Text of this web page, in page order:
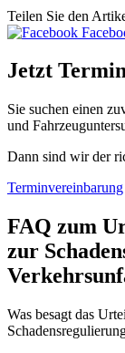
Teilen Sie den
Jetzt
Sie suchen einen
und
Dann sind wir der
Terminvereinbarung
FAQ zum
zur
Was besagt das